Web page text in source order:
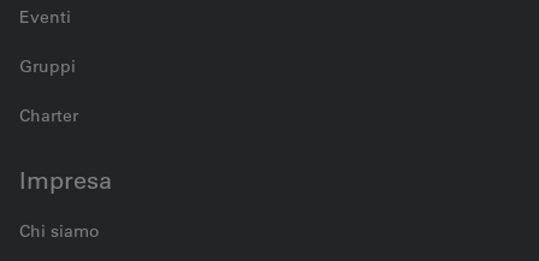
Eventi
Gruppi
Charter
Impresa
Chi siamo